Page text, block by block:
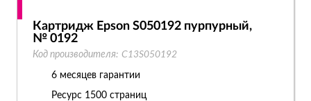
Картридж Epson S050192 пурпурный,
№ 0192
Код производителя: C13S050192
6 месяцев гарантии
Ресурс 1500 страниц